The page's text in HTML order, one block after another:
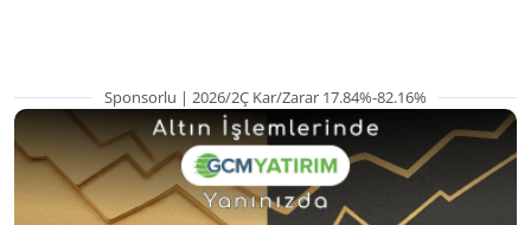
Sponsorlu | 2026/2Ç Kar/Zarar 17.84%-82.16%